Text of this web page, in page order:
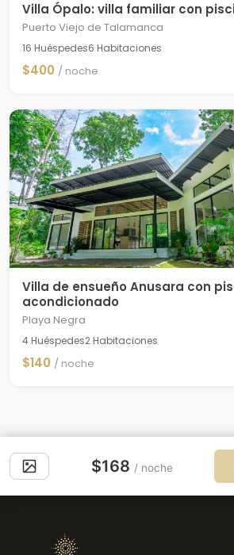
Villa Ópalo: villa familiar con
Puerto Viejo de Talamanca
16 Huéspedes6 Habitaciones
$400 / noche
Villa de ensueño Anusara con
acondicionado
Playa Negra
4 Huéspedes2 Habitaciones
$140 / noche
$168 / noche